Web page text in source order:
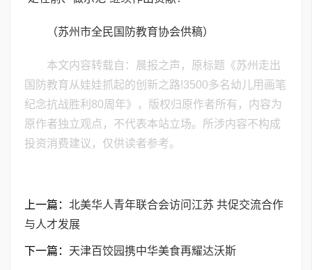
（苏州市全民国防教育协会供稿）
本文内容转载自：晨报之声，原标题《苏州走出
国防教育从娃娃抓起的创新之路!3500多名幼儿用画笔
纪念抗战胜利80周年》，版权归原作者所有，内容为
原作者独立观点，不代表本站立场。所涉内容不构成
投资消费建议，仅供读者参考。
上一篇： 北美华人青年联合会访问江苏 共促交流合作
与人才发展
下一篇： 天津百饺园携中华美食再耀达沃斯